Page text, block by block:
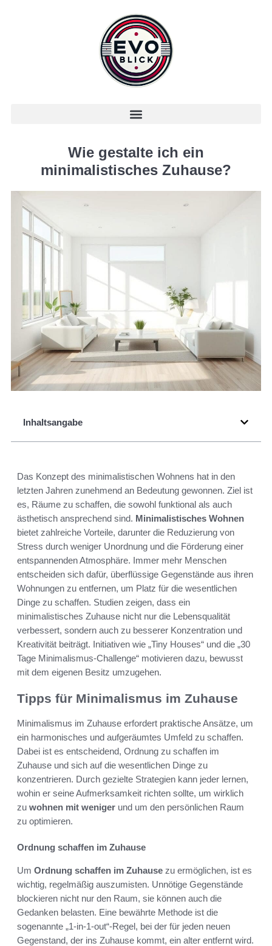
Wie gestalte ich ein
minimalistisches Zuhause?
Inhaltsangabe
Das Konzept des minimalistischen Wohnens hat in den
letzten Jahren zunehmend an Bedeutung gewonnen. Ziel ist
es, Räume zu schaffen, die sowohl funktional als auch
ästhetisch ansprechend sind. Minimalistisches Wohnen
bietet zahlreiche Vorteile, darunter die Reduzierung von
Stress durch weniger Unordnung und die Förderung einer
entspannenden Atmosphäre. Immer mehr Menschen
entscheiden sich dafür, überflüssige Gegenstände aus ihren
Wohnungen zu entfernen, um Platz für die wesentlichen
Dinge zu schaffen. Studien zeigen, dass ein
minimalistisches Zuhause nicht nur die Lebensqualität
verbessert, sondern auch zu besserer Konzentration und
Kreativität beiträgt. Initiativen wie „Tiny Houses“ und die „30
Tage Minimalismus-Challenge“ motivieren dazu, bewusst
mit dem eigenen Besitz umzugehen.
Tipps für Minimalismus im Zuhause
Minimalismus im Zuhause erfordert praktische Ansätze, um
ein harmonisches und aufgeräumtes Umfeld zu schaffen.
Dabei ist es entscheidend, Ordnung zu schaffen im
Zuhause und sich auf die wesentlichen Dinge zu
konzentrieren. Durch gezielte Strategien kann jeder lernen,
wohin er seine Aufmerksamkeit richten sollte, um wirklich
zu wohnen mit weniger und um den persönlichen Raum
zu optimieren.
Ordnung schaffen im Zuhause
Um Ordnung schaffen im Zuhause zu ermöglichen, ist es
wichtig, regelmäßig auszumisten. Unnötige Gegenstände
blockieren nicht nur den Raum, sie können auch die
Gedanken belasten. Eine bewährte Methode ist die
sogenannte „1-in-1-out“-Regel, bei der für jeden neuen
Gegenstand, der ins Zuhause kommt, ein alter entfernt wird.